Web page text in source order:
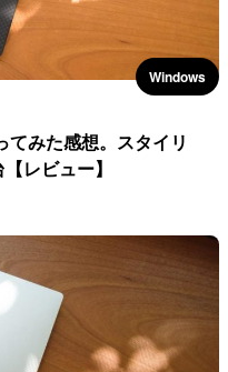
みた感想。スタイリ
レビュー】
Windows